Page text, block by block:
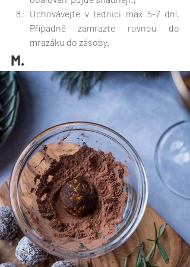
Uchovávejte v lednici max 5-7 dní.
Případně zamrazte rovnou do
mrazáku do zásoby.
M.